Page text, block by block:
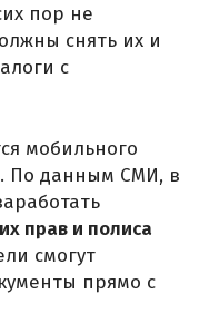
пор не
снять их и
с
мобильного
По данным СМИ, в
прав и полиса
смогут
прямо с